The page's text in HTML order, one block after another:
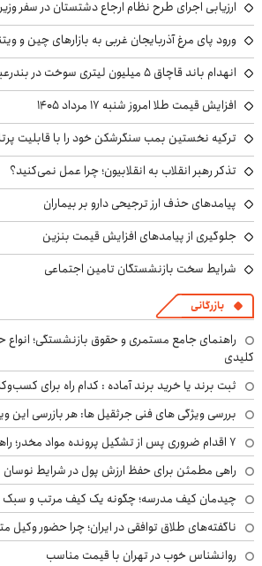
ارزیابی اجرای طرح نظام ارجاع دشتستان در سفر
ورود پای مرغ آذربایجان غربی به بازارهای چین و
انهدام باند قاچاق ۵ میلیون لیتری سوخت در بندرعباس
افزایش قیمت طلا امروز شنبه ۱۷ مرداد ۱۴۰۵
ترکیه نخستین بمب سنگرشکن خود را با قابلیت
تذکر رهبر انقلاب به انقلابیون؛ چرا عمل نمی‌کنید؟
پیامدهای حذف ارز ترجیحی دارو بر بیماران
جلوگیری از پیامدهای افزایش قیمت بنزین
شرایط سخت بازنشستگان تامین اجتماعی
بازرگانی
راهنمای جامع مستمری و حقوق بازنشستگی؛
کلیدی
ثبت برند یا خرید برند آماده : کدام راه برای
بررسی ویژگی های فنی جرثقیل ها: هر بازرسی این
۷ اقدام ضروری پس از تشکیل پرونده مواد مخدر؛ راهنمای خانواده‌ها
راهی مطمئن برای حفظ ارزش پول در شرایط نوسان
چیدمان کیف مدرسه؛ چگونه یک کیف مرتب و سبک
ناگفته‌های طلاق توافقی در ایران؛ چرا حضور
روانشناس خوب در تهران با قیمت مناسب